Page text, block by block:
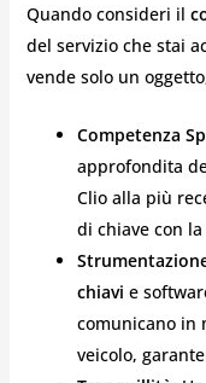
Quando consideri il
del servizio che stai
vende solo un
Competenza
approfondita
Clio alla più
di chiave con
chiavi e
comunicano in
veicolo,